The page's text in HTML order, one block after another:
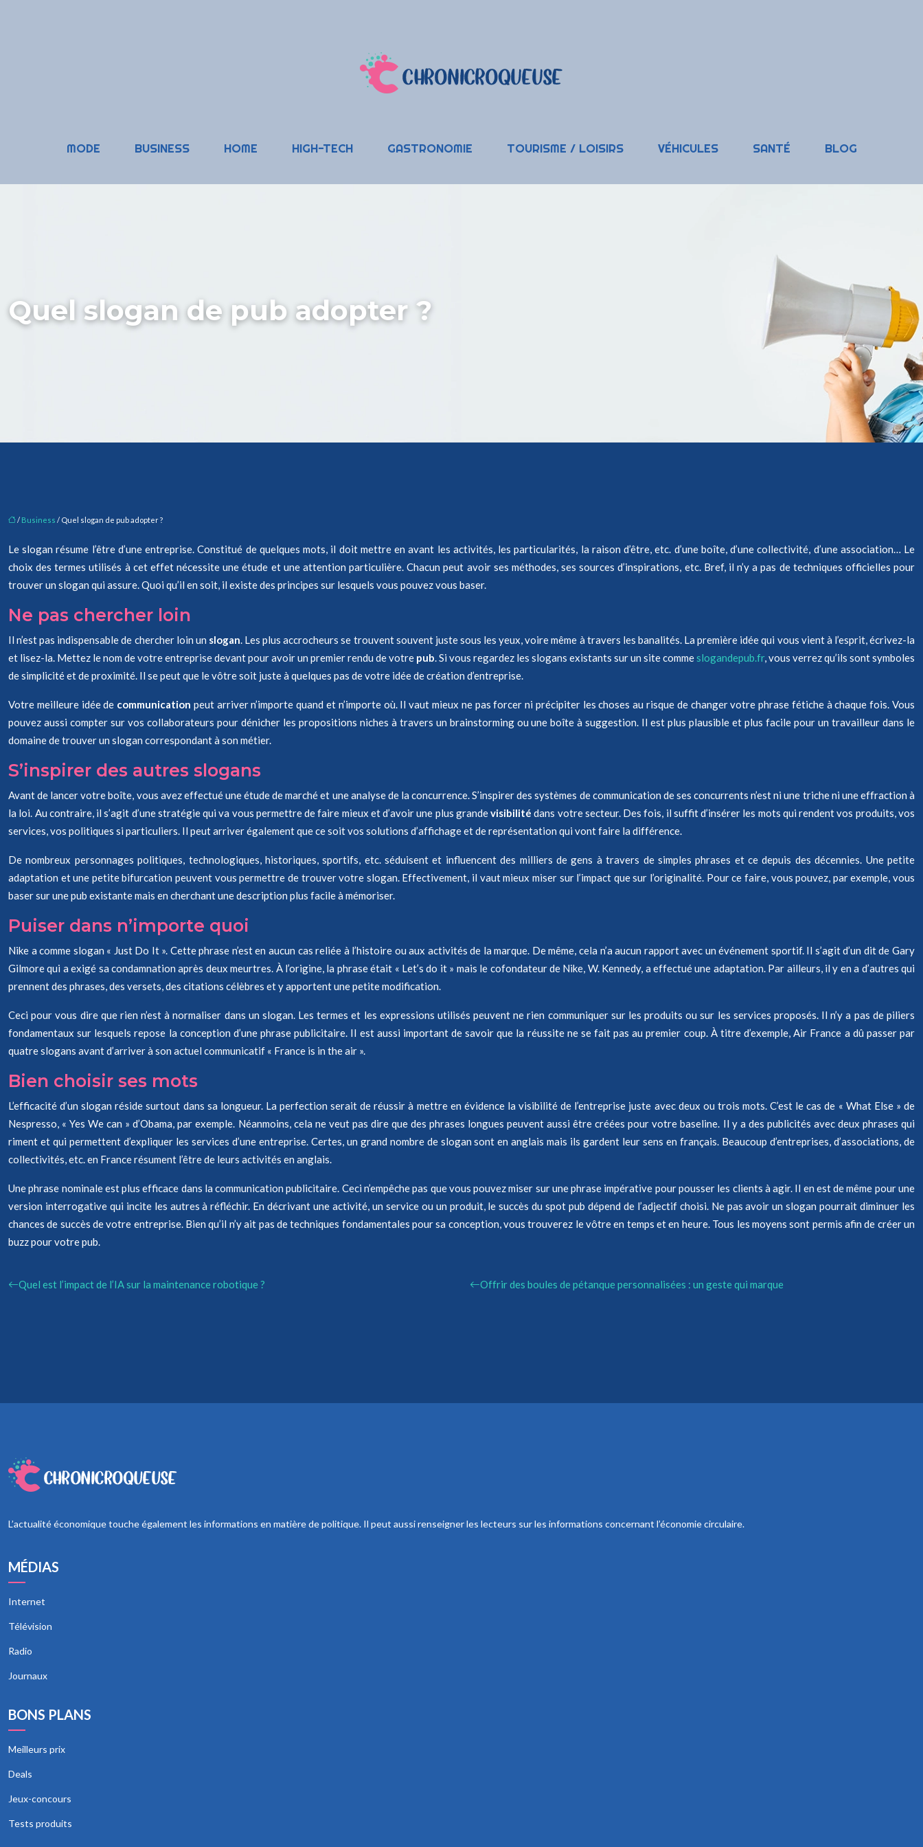
MODE BUSINESS HOME HIGH-TECH GASTRONOMIE TOURISME / LOISIRS VÉHICULES SANTÉ BLOG
Quel slogan de pub adopter ?
/ Business / Quel slogan de pub adopter ?
Le slogan résume l’être d’une entreprise. Constitué de quelques mots, il doit mettre en avant les activités, les particularités, la raison d’être, etc. d’une boîte, d’une collectivité, d’une association… Le
choix des termes utilisés à cet effet nécessite une étude et une attention particulière. Chacun peut avoir ses méthodes, ses sources d’inspirations, etc. Bref, il n’y a pas de techniques officielles pour
trouver un slogan qui assure. Quoi qu’il en soit, il existe des principes sur lesquels vous pouvez vous baser.
Ne pas chercher loin
Il n’est pas indispensable de chercher loin un slogan. Les plus accrocheurs se trouvent souvent juste sous les yeux, voire même à travers les banalités. La première idée qui vous vient à l’esprit, écrivez-la
et lisez-la. Mettez le nom de votre entreprise devant pour avoir un premier rendu de votre pub. Si vous regardez les slogans existants sur un site commeslogandepub.fr, vous verrez qu’ils sont symboles
de simplicité et de proximité. Il se peut que le vôtre soit juste à quelques pas de votre idée de création d’entreprise.
Votre meilleure idée de communication peut arriver n’importe quand et n’importe où. Il vaut mieux ne pas forcer ni précipiter les choses au risque de changer votre phrase fétiche à chaque fois. Vous
pouvez aussi compter sur vos collaborateurs pour dénicher les propositions niches à travers un brainstorming ou une boîte à suggestion. Il est plus plausible et plus facile pour un travailleur dans le
domaine de trouver un slogan correspondant à son métier.
S’inspirer des autres slogans
Avant de lancer votre boîte, vous avez effectué une étude de marché et une analyse de la concurrence. S’inspirer des systèmes de communication de ses concurrents n’est ni une triche ni une effraction à
la loi. Au contraire, il s’agit d’une stratégie qui va vous permettre de faire mieux et d’avoir une plus grandevisibilité dans votre secteur. Des fois, il suffit d’insérer les mots qui rendent vos produits, vos
services, vos politiques si particuliers. Il peut arriver également que ce soit vos solutions d’affichage et de représentation qui vont faire la différence.
De nombreux personnages politiques, technologiques, historiques, sportifs, etc. séduisent et influencent des milliers de gens à travers de simples phrases et ce depuis des décennies. Une petite
adaptation et une petite bifurcation peuvent vous permettre de trouver votre slogan. Effectivement, il vaut mieux miser sur l’impact que sur l’originalité. Pour ce faire, vous pouvez, par exemple, vous
baser sur une pub existante mais en cherchant une description plus facile à mémoriser.
Puiser dans n’importe quoi
Nike a comme slogan « Just Do It ». Cette phrase n’est en aucun cas reliée à l’histoire ou aux activités de la marque. De même, cela n’a aucun rapport avec un événement sportif. Il s’agit d’un dit de Gary
Gilmore qui a exigé sa condamnation après deux meurtres. À l’origine, la phrase était « Let’s do it » mais le cofondateur de Nike, W. Kennedy, a effectué une adaptation. Par ailleurs, il y en a d’autres qui
prennent des phrases, des versets, des citations célèbres et y apportent une petite modification.
Ceci pour vous dire que rien n’est à normaliser dans un slogan. Les termes et les expressions utilisés peuvent ne rien communiquer sur les produits ou sur les services proposés. Il n’y a pas de piliers
fondamentaux sur lesquels repose la conception d’une phrase publicitaire. Il est aussi important de savoir que la réussite ne se fait pas au premier coup. À titre d’exemple, Air France a dû passer par
quatre slogans avant d’arriver à son actuel communicatif « France is in the air ».
Bien choisir ses mots
L’efficacité d’un slogan réside surtout dans sa longueur. La perfection serait de réussir à mettre en évidence la visibilité de l’entreprise juste avec deux ou trois mots. C’est le cas de « What Else » de
Nespresso, « Yes We can » d’Obama, par exemple. Néanmoins, cela ne veut pas dire que des phrases longues peuvent aussi être créées pour votre baseline. Il y a des publicités avec deux phrases qui
riment et qui permettent d’expliquer les services d’une entreprise. Certes, un grand nombre de slogan sont en anglais mais ils gardent leur sens en français. Beaucoup d’entreprises, d’associations, de
collectivités, etc. en France résument l’être de leurs activités en anglais.
Une phrase nominale est plus efficace dans la communication publicitaire. Ceci n’empêche pas que vous pouvez miser sur une phrase impérative pour pousser les clients à agir. Il en est de même pour une
version interrogative qui incite les autres à réfléchir. En décrivant une activité, un service ou un produit, le succès du spot pub dépend de l’adjectif choisi. Ne pas avoir un slogan pourrait diminuer les
chances de succès de votre entreprise. Bien qu’il n’y ait pas de techniques fondamentales pour sa conception, vous trouverez le vôtre en temps et en heure. Tous les moyens sont permis afin de créer un
buzz pour votre pub.
Quel est l’impact de l’IA sur la maintenance robotique ? Offrir des boules de pétanque personnalisées : un geste qui marque
L’actualité économique touche également les informations en matière de politique. Il peut aussi renseigner les lecteurs sur les informations concernant l’économie circulaire.
MÉDIAS
Internet
Télévision
Radio
Journaux
BONS PLANS
Meilleurs prix
Deals
Jeux-concours
Tests produits